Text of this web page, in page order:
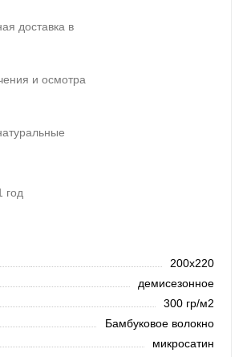
доставка в
и осмотра
год
200х220
демисезонное
300 гр/м2
Бамбуковое волокно
микросатин